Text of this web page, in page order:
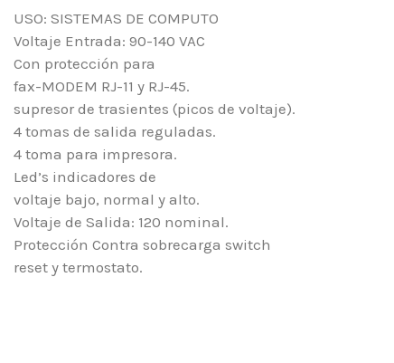
USO: SISTEMAS DE COMPUTO
Voltaje Entrada: 90-140 VAC
Con protección para
fax-MODEM RJ-11 y RJ-45.
supresor de trasientes (picos de voltaje).
4 tomas de salida reguladas.
4 toma para impresora.
Led’s indicadores de
voltaje bajo, normal y alto.
Voltaje de Salida: 120 nominal.
Protección Contra sobrecarga switch
reset y termostato.